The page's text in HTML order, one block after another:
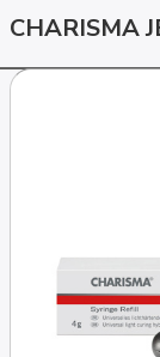
CHARISMA